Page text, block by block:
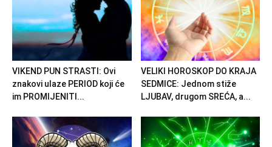
VIKEND PUN STRASTI: Ovi
znakovi ulaze PERIOD koji će
im PROMIJENITI...
VELIKI HOROSKOP DO KRAJA
SEDMICE: Jednom stiže
LJUBAV, drugom SREĆA, a...